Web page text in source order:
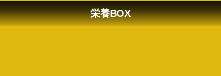
栄養BOX